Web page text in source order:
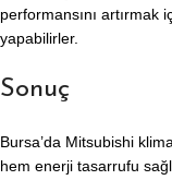
performansını artırmak
yapabilirler.
Sonuç
Bursa’da Mitsubishi
hem enerji tasarrufu